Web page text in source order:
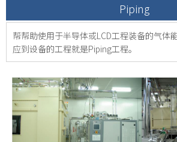
Piping
帮帮助使用于半导体或LCD工程装备的气体
应到设备的工程就是Piping工程。